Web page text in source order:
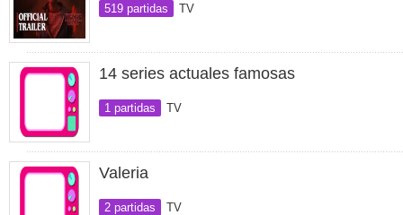
519 partidas TV
14 series actuales famosas
1 partidas TV
Valeria
2 partidas TV